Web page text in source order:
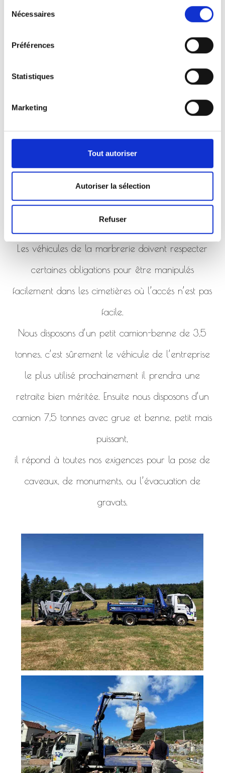
Nécessaires
Préférences
Statistiques
Marketing
Tout autoriser
Autoriser la sélection
Refuser
Pour répondre aux demandes de notre clientèle,
véhicules.
Que ça soit pour l’activité de pompes funèbres ou
Les véhicules de la marbrerie doivent respecter
certaines obligations pour être manipulés
facilement dans les cimetières où l’accés n’est pas
facile.
Nous disposons d’un petit camion-benne de 3,5
tonnes, c’est sûrement le véhicule de l’entreprise
le plus utilisé prochainement il prendra une
retraite bien méritée. Ensuite nous disposons d’un
camion 7,5 tonnes avec grue et benne, petit mais
puissant,
il répond à toutes nos exigences pour la pose de
caveaux, de monuments, ou l’évacuation de
gravats.